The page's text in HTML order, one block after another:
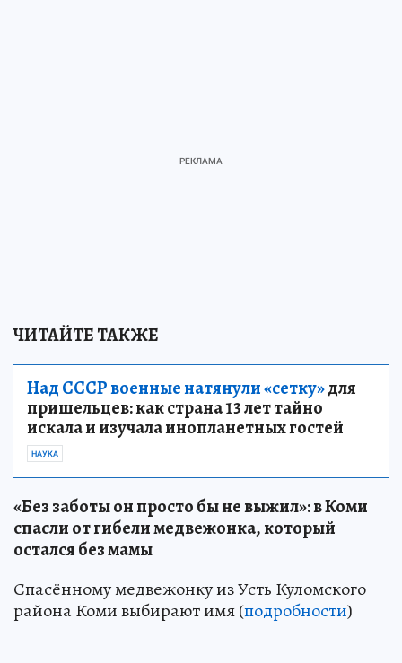
ЧИТАЙТЕ ТАКЖЕ
Над СССР военные натянули «сетку»для
пришельцев: как страна 13 лет тайно
искала и изучала инопланетных гостей
НАУКА
«Без заботы он просто бы не выжил»: в Коми
спасли от гибели медвежонка, который
остался без мамы
Спасённому медвежонку из Усть Куломского
района Коми выбирают имя (подробности)